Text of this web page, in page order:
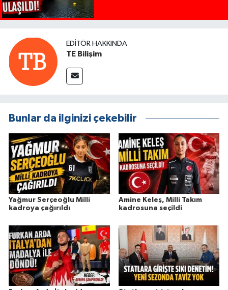
EDITÖR HAKKINDA
TE Bilişim
Bunlar da ilginizi çekebilir
Yağmur Serçeoğlu Milli
kadroya çağırıldı
Amine Keleş, Milli Takım
kadrosuna seçildi